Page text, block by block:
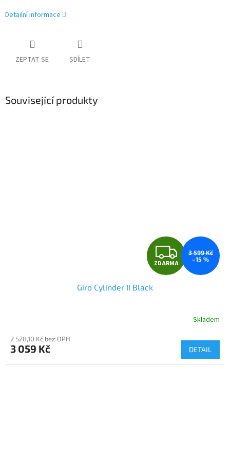
Detailní informace
ZEPTAT SE SDÍLET
Související produkty
Z
D
M
A
ZDARMA
3 599 Kč
–15 %
Giro Cylinder II Black
Skladem
2 528,10 Kč bez DPH
3 059 Kč DETAIL